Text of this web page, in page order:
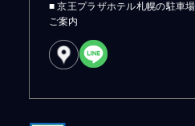
■ 京王プラザホテル札幌の駐車
ご案内